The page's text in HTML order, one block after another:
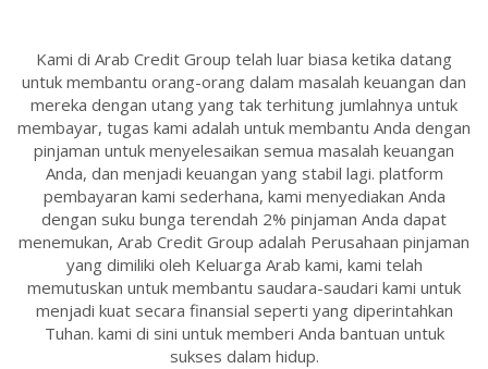
Kami di Arab Credit Group telah luar biasa ketika datang
untuk membantu orang-orang dalam masalah keuangan dan
mereka dengan utang yang tak terhitung jumlahnya untuk
membayar, tugas kami adalah untuk membantu Anda dengan
pinjaman untuk menyelesaikan semua masalah keuangan
Anda, dan menjadi keuangan yang stabil lagi. platform
pembayaran kami sederhana, kami menyediakan Anda
dengan suku bunga terendah 2% pinjaman Anda dapat
menemukan, Arab Credit Group adalah Perusahaan pinjaman
yang dimiliki oleh Keluarga Arab kami, kami telah
memutuskan untuk membantu saudara-saudari kami untuk
menjadi kuat secara finansial seperti yang diperintahkan
Tuhan. kami di sini untuk memberi Anda bantuan untuk
sukses dalam hidup.